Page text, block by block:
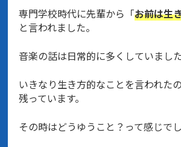
専門学校時代に先輩から「お前は生
と言われました。
音楽の話は日常的に多くしていました
いきなり生き方的なことを言われた
残っています。
その時はどうゆうこと？って感じでし